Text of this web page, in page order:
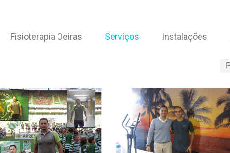
Fisioterapia Oeiras Serviços Instalações